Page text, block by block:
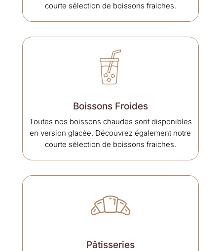
courte sélection de boissons fraiches.
Boissons Froides
Toutes nos boissons chaudes sont disponibles
en version glacée. Découvrez également notre
courte sélection de boissons fraiches.
Pâtisseries